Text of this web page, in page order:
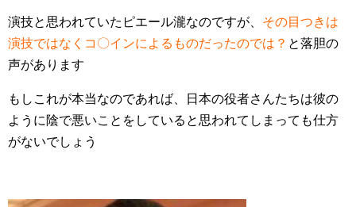
演技と思われていたピエール瀧なのですが、 その目つきは
演技ではなくコ〇インによるものだったのでは？ と落胆の
声があります
もしこれが本当なのであれば、日本の役者さんたちは彼の
ように陰で悪いことをしていると思われてしまっても仕方
がないでしょう